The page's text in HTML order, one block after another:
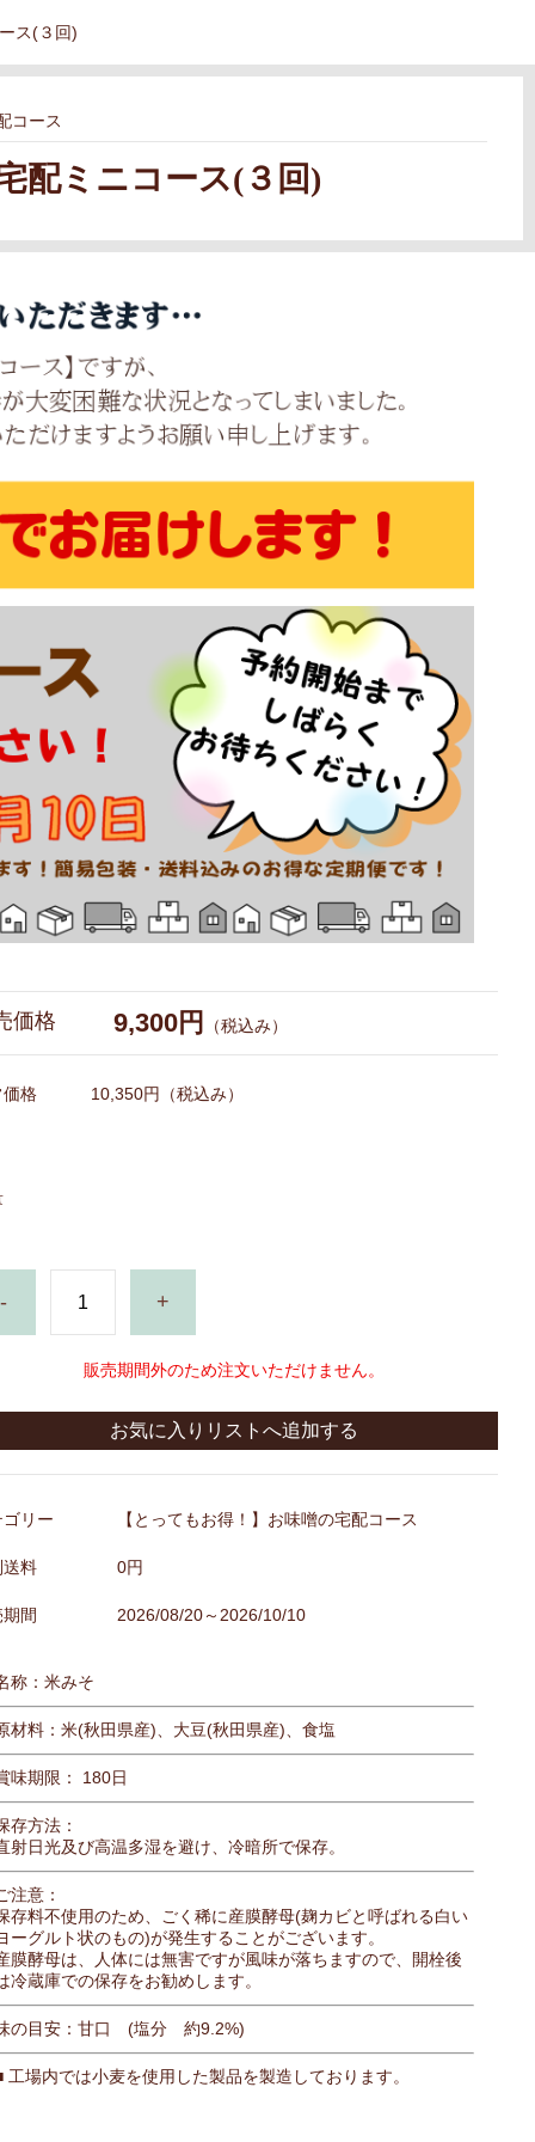
ス(３回)
コース
配ミニコース(３回)
価格 9,300円 （税込み）
価格 10,350円 （税込み）
- +
販売期間外のため注文いただけません。
お気に入りリストへ追加する
ゴリー 【とってもお得！】お味噌の宅配コース
送料 0円
間 2026/08/20～2026/10/10
称：米みそ
材料：米(秋田県産)、大豆(秋田県産)、食塩
味期限： 180日
存方法：
射日光及び高温多湿を避け、冷暗所で保存。
注意：
存料不使用のため、ごく稀に産膜酵母(麹カビと呼ばれる白い
ーグルト状のもの)が発生することがございます。
膜酵母は、人体には無害ですが風味が落ちますので、開栓後
冷蔵庫での保存をお勧めします。
の目安：甘口 (塩分 約9.2%)
工場内では小麦を使用した製品を製造しております。